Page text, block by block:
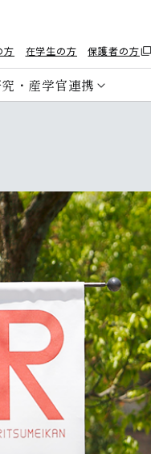
方
在学生の方 保護者の方
・産学官連携